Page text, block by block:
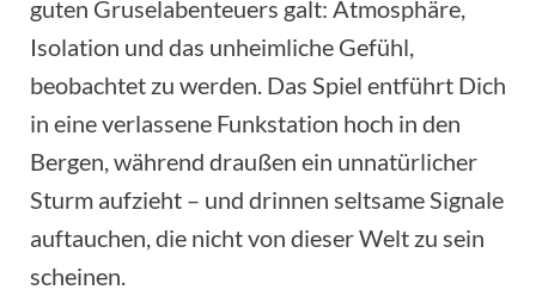
guten Gruselabenteuers galt: Atmosphäre,
Isolation und das unheimliche Gefühl,
beobachtet zu werden. Das Spiel entführt Dich
in eine verlassene Funkstation hoch in den
Bergen, während draußen ein unnatürlicher
Sturm aufzieht – und drinnen seltsame Signale
auftauchen, die nicht von dieser Welt zu sein
scheinen.